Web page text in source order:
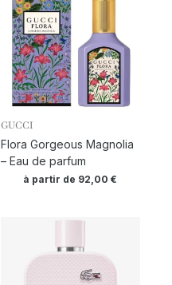
GUCCI
Flora Gorgeous Magnolia
– Eau de parfum
à partir de 92,00€